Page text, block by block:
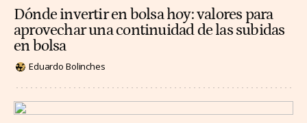
Dónde invertir en bolsa hoy: valores para
aprovechar una continuidad de las subidas
en bolsa
Eduardo Bolinches